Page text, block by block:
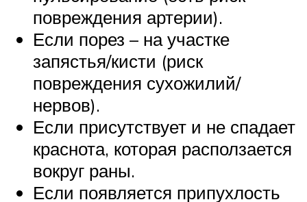
повреждения артерии).
Если порез – на участке
запястья/кисти (риск
повреждения сухожилий/
нервов).
Если присутствует и не спадает
краснота, которая расползается
вокруг раны.
Если появляется припухлость